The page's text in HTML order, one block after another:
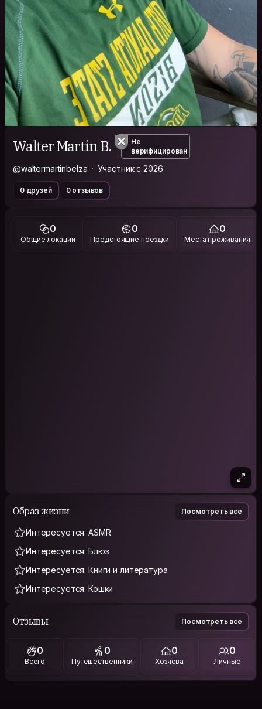
Walter Martin B.
Не
верифицирован
@waltermartinbelza Участник с 2026
0 друзей 0 отзывов
0
Общие локации
0
Предстоящие поездки
0
Места проживания
Образ жизни Посмотреть все
Интересуется: ASMR
Интересуется: Блюз
Интересуется: Книги и литература
Интересуется: Кошки
Отзывы Посмотреть все
0
Всего
0
Путешественники
0
Хозяева
0
Личные